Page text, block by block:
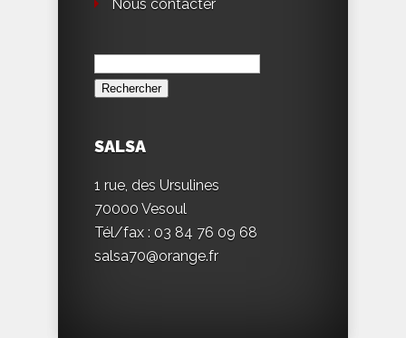
Nous contacter
Rechercher :
SALSA
1 rue, des Ursulines
70000 Vesoul
Tél/fax : 03 84 76 09 68
salsa70@orange.fr